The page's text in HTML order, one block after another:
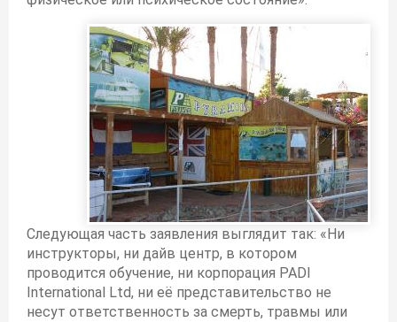
Следующая часть заявления выглядит так: «Ни
инструкторы, ни дайв центр, в котором
проводится обучение, ни корпорация PADI
International Ltd, ни её представительство не
несут ответственность за смерть, травмы или